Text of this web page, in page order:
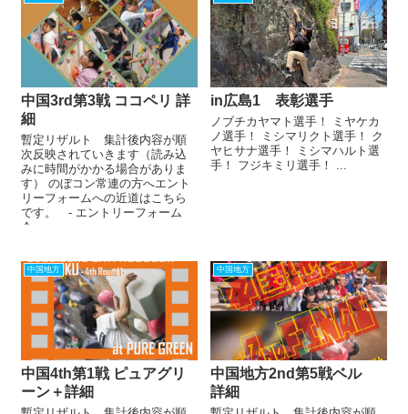
中国3rd第3戦 ココペリ 詳
細
暫定リザルト 集計後内容が順
次反映されていきます（読み込
みに時間がかかる場合がありま
す） のぼコン常連の方へエント
リーフォームへの近道はこちら
です。 - エントリーフォーム
今...
in広島1 表彰選手
ノブチカヤマト選手！ ミヤケカ
ノ選手！ ミシマリクト選手！ ク
ヤヒサナ選手！ ミシマハルト選
手！ フジキミリ選手！ ...
中国地方
中国4th第1戦 ピュアグリ
ーン＋詳細
中国地方
中国地方2nd第5戦ベル
詳細